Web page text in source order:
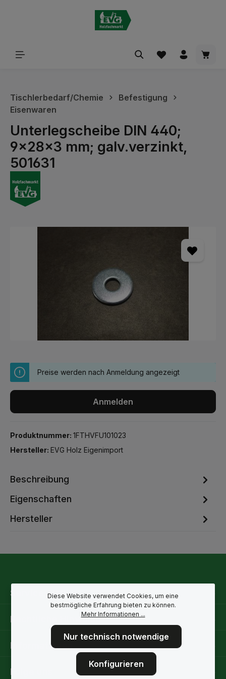
Tischlerbedarf/Chemie
Befestigung
Eisenwaren
Unterlegscheibe DIN 440;
9x28x3 mm; galv.verzinkt,
501631
Preise werden nach Anmeldung angezeigt
Anmelden
Produktnummer: 1FTHVFU101023
Hersteller: EVG Holz Eigenimport
Beschreibung
Eigenschaften
Hersteller
Service-Hotline
Rechtliche Hinweise
Informationen
Folge uns
Diese Website verwendet Cookies, um eine
bestmögliche Erfahrung bieten zu können.
Mehr Informationen ...
Nur technisch notwendige
Konfigurieren